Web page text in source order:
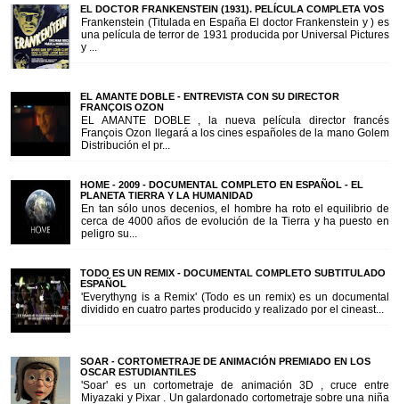
EL DOCTOR FRANKENSTEIN (1931). PELÍCULA COMPLETA VOS
Frankenstein (Titulada en España El doctor Frankenstein y ) es
una película de terror de 1931 producida por Universal Pictures
y ...
EL AMANTE DOBLE - ENTREVISTA CON SU DIRECTOR
FRANÇOIS OZON
EL AMANTE DOBLE , la nueva película director francés
François Ozon llegará a los cines españoles de la mano Golem
Distribución el pr...
HOME - 2009 - DOCUMENTAL COMPLETO EN ESPAÑOL - EL
PLANETA TIERRA Y LA HUMANIDAD
En tan sólo unos decenios, el hombre ha roto el equilibrio de
cerca de 4000 años de evolución de la Tierra y ha puesto en
peligro su...
TODO ES UN REMIX - DOCUMENTAL COMPLETO SUBTITULADO
ESPAÑOL
'Everythyng is a Remix' (Todo es un remix) es un documental
dividido en cuatro partes producido y realizado por el cineast...
SOAR - CORTOMETRAJE DE ANIMACIÓN PREMIADO EN LOS
OSCAR ESTUDIANTILES
'Soar' es un cortometraje de animación 3D , cruce entre
Miyazaki y Pixar . Un galardonado cortometraje sobre una niña